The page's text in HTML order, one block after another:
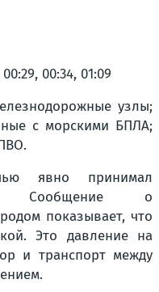
00:34, 01:09
узлы;
с морскими БПЛА;
явно принимал
Сообщение о
показывает, что
Это давление на
и транспорт между